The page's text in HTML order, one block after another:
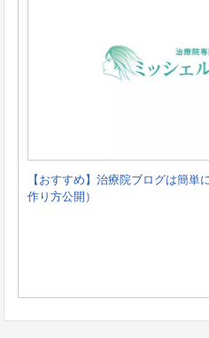
【おすすめ】治療院ブログは簡
作り方公開）